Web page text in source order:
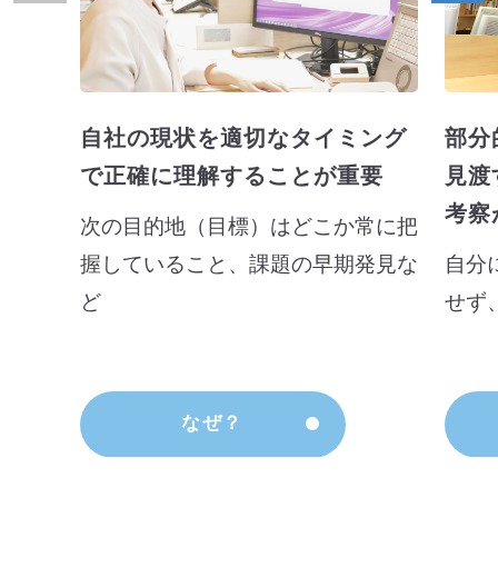
自社の現状を適切なタイミング
で正確に理解することが重要
次の目的地（目標）はどこか常に把
握していること、課題の早期発見な
ど
なぜ？
部分
見
考察
自分
せず